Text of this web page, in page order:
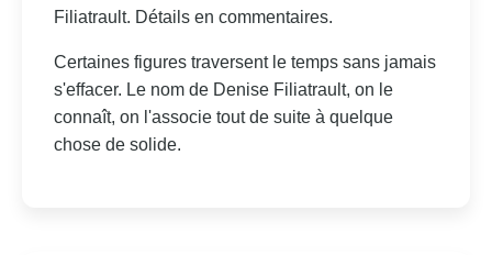
Filiatrault. Détails en commentaires.
Certaines figures traversent le temps sans jamais
s'effacer. Le nom de Denise Filiatrault, on le
connaît, on l'associe tout de suite à quelque
chose de solide.